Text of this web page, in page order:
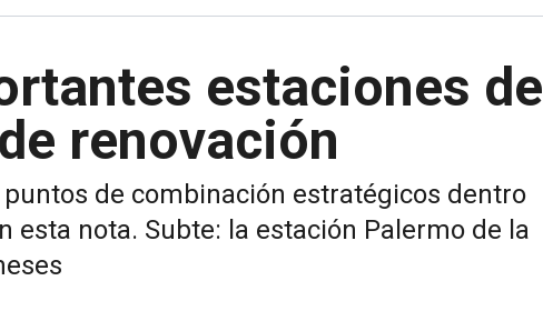
estaciones de
renovación
de combinación estratégicos dentro
esta nota. Subte: la estación Palermo de la